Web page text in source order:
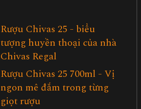
Rượu Chivas 25 - biểu
tượng huyền thoại của nhà
Chivas Regal
Rượu Chivas 25 700ml - Vị
ngon mê đắm trong từng
giọt rượu